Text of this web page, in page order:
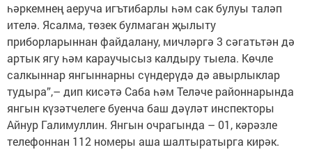
һәркемнең аеруча игътибарлы һәм сак булуы таләп
ителә. Ясалма, төзек булмаган җылыту
приборларыннан файдалану, мичләргә 3 сәгатьтән дә
артык ягу һәм караучысыз калдыру тыела. Көчле
салкыннар янгыннарны сүндерүдә дә авырлыклар
тудыра”,– дип кисәтә Саба һәм Теләче районнарында
янгын күзәтчелеге буенча баш дәүләт инспекторы
Айнур Галимуллин. Янгын очрагында – 01, кәрәзле
телефоннан 112 номеры аша шалтыратырга кирәк.